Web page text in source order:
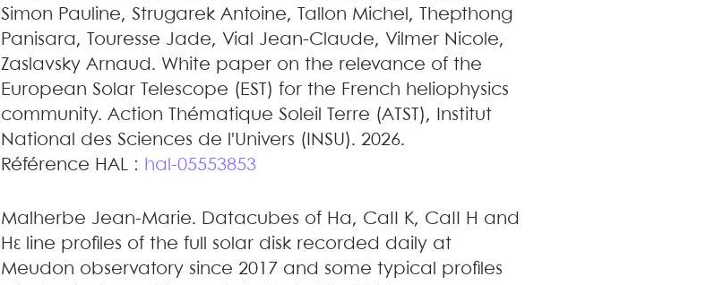
Simon Pauline,Strugarek Antoine, Tallon Michel ,
Thepthong
Panisara, Touresse Jade, Vial Jean-Claude, Vilmer Nicole,
Zaslavsky Arnaud . White paper on the relevance of the
European Solar Telescope (EST) for the French heliophysics
community.Action Thématique Soleil Terre (ATST), Institut
National des Sciences de l'Univers (INSU). 2026.
Référence HAL : hal-05553853
Malherbe Jean-Marie. Datacubes of Hα, CaII K, CaII H and
Hε line profiles of the full solar disk recorded daily at
Meudon observatory since 2017 and some typical profiles